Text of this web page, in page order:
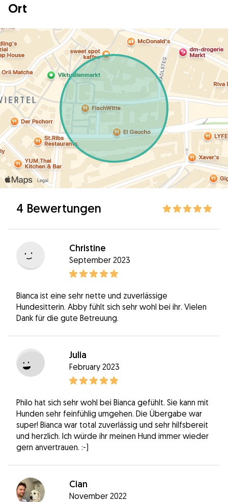
Ort
4 Bewertungen
Christine
September 2023
Bianca ist eine sehr nette und zuverlässige
Hundesitterin. Abby fühlt sich sehr wohl bei ihr. Vielen
Dank für die gute Betreuung.
Julia
February 2023
Philo hat sich sehr wohl bei Bianca gefühlt. Sie kann mit
Hunden sehr feinfühlig umgehen. Die Übergabe war
super! Bianca war total zuverlässig und sehr hilfsbereit
und herzlich. Ich würde ihr meinen Hund immer wieder
gern anvertrauen. :-)
Cian
November 2022